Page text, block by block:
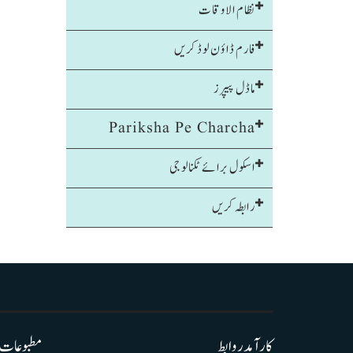
نظام الاوقات
فارم ڈاؤن لوڈ کریں
ماڈل پیپرز
Pariksha Pe Charcha
اسکول برائے ٹکنالوجی
رابطہ کریں
کارآمد روابط مطبوعات